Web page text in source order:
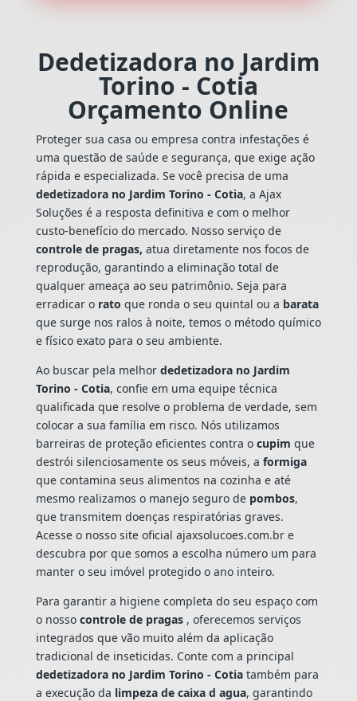
Dedetizadora no Jardim
Torino - Cotia
Orçamento Online
Proteger sua casa ou empresa contra infestações é
uma questão de saúde e segurança, que exige ação
rápida e especializada. Se você precisa de uma
dedetizadora no Jardim Torino - Cotia, a Ajax
Soluções é a resposta definitiva e com o melhor
custo-benefício do mercado. Nosso serviço de
controle de pragas, atua diretamente nos focos de
reprodução, garantindo a eliminação total de
qualquer ameaça ao seu patrimônio. Seja para
erradicar o rato que ronda o seu quintal ou a barata
que surge nos ralos à noite, temos o método químico
e físico exato para o seu ambiente.
Ao buscar pela melhor dedetizadora no Jardim
Torino - Cotia, confie em uma equipe técnica
qualificada que resolve o problema de verdade, sem
colocar a sua família em risco. Nós utilizamos
barreiras de proteção eficientes contra o cupim que
destrói silenciosamente os seus móveis, a formiga
que contamina seus alimentos na cozinha e até
mesmo realizamos o manejo seguro de pombos,
que transmitem doenças respiratórias graves.
Acesse o nosso site oficial ajaxsolucoes.com.br e
descubra por que somos a escolha número um para
manter o seu imóvel protegido o ano inteiro.
Para garantir a higiene completa do seu espaço com
o nosso controle de pragas , oferecemos serviços
integrados que vão muito além da aplicação
tradicional de inseticidas. Conte com a principal
dedetizadora no Jardim Torino - Cotiatambém para
a execução da limpeza de caixa d agua, garantindo